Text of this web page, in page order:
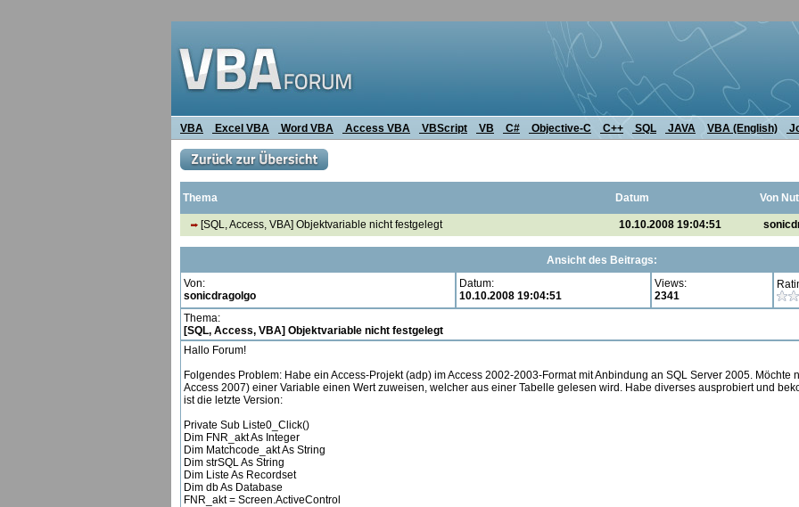
VBA Excel VBA Word VBA Access VBA VBScript VB C# Objective-C C++ SQL JAVA VBA (English)
Thema Datum Von
[SQL, Access, VBA] Objektvariable nicht festgelegt 10.10.2008 19:04:51
Ansicht des Beitrags:
Von:
sonicdragolgo
Datum:
10.10.2008 19:04:51
Views:
2341
Thema:
[SQL, Access, VBA] Objektvariable nicht festgelegt
Hallo Forum!
Folgendes Problem: Habe ein Access-Projekt (adp) im Access 2002-2003-Format mit Anbindung an SQL Server 2005. Möchte
Access 2007) einer Variable einen Wert zuweisen, welcher aus einer Tabelle gelesen wird. Habe diverses ausprobiert und
ist die letzte Version:
Private Sub Liste0_Click()
Dim FNR_akt As Integer
Dim Matchcode_akt As String
Dim strSQL As String
Dim Liste As Recordset
Dim db As Database
FNR_akt = Screen.ActiveControl